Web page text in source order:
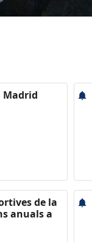
Madrid
de la
anuals a